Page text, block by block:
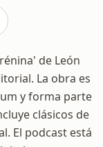
de León
La obra es
y forma parte
clásicos de
El podcast está